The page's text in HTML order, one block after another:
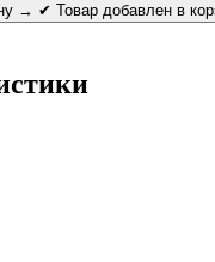
→ ✔ Товар добавлен в